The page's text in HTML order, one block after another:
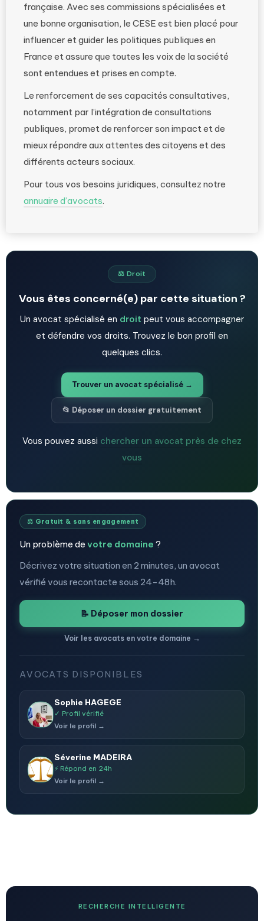
française. Avec ses commissions spécialisées et
une bonne organisation, le CESE est bien placé pour
influencer et guider les politiques publiques en
France et assure que toutes les voix de la société
sont entendues et prises en compte.
Le renforcement de ses capacités consultatives,
notamment par l’intégration de consultations
publiques, promet de renforcer son impact et de
mieux répondre aux attentes des citoyens et des
différents acteurs sociaux.
Pour tous vos besoins juridiques, consultez notre
annuaire d’avocats.
⚖️ Droit
Vous êtes concerné(e) par cette situation ?
Un avocat spécialisé en droit peut vous accompagner
et défendre vos droits. Trouvez le bon profil en
quelques clics.
Trouver un avocat spécialisé →
📂 Déposer un dossier gratuitement
Vous pouvez aussi chercher un avocat près de chez
vous
⚖️ Gratuit & sans engagement
Un problème de votre domaine ?
Décrivez votre situation en 2 minutes, un avocat
vérifié vous recontacte sous 24-48h.
📝 Déposer mon dossier
Voir les avocats en votre domaine →
AVOCATS DISPONIBLES
Sophie HAGEGE
✓ Profil vérifié
Voir le profil →
Séverine MADEIRA
⚡ Répond en 24h
Voir le profil →
RECHERCHE INTELLIGENTE